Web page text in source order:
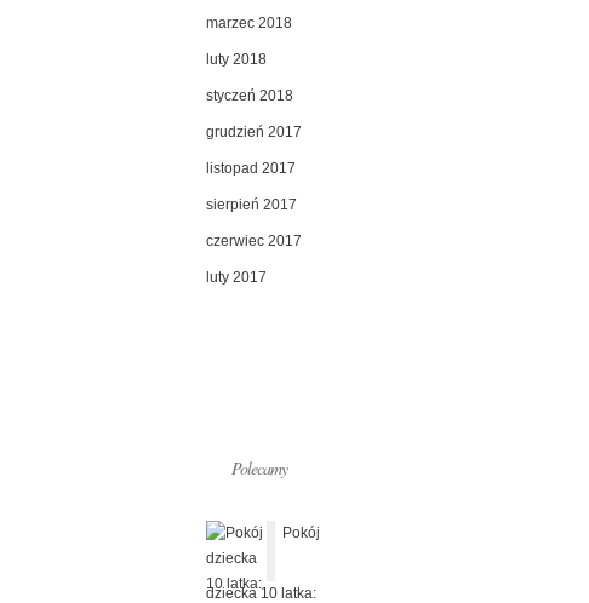
marzec 2018
luty 2018
styczeń 2018
grudzień 2017
listopad 2017
sierpień 2017
czerwiec 2017
luty 2017
Polecamy
Pokój
dziecka 10 latka: